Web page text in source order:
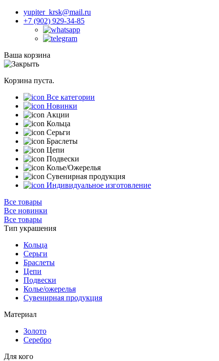
yupiter_krsk@mail.ru
+7 (902) 929-34-85
Ваша корзина
Корзина пуста.
Все категории
Новинки
Акции
Кольца
Серьги
Браслеты
Цепи
Подвески
Колье/Ожерелья
Сувенирная продукция
Индивидуальное изготовление
Все товары
Все новинки
Все товары
Тип украшения
Кольца
Серьги
Браслеты
Цепи
Подвески
Колье/ожерелья
Сувенирная продукция
Материал
Золото
Серебро
Для кого